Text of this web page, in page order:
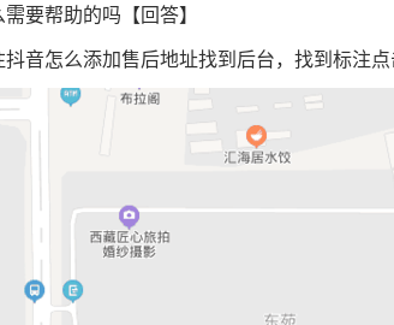
要帮助的吗【回答】
音怎么添加售后地址找到后台，找到标注